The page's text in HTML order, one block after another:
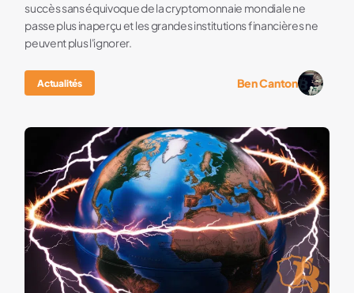
succès sans équivoque de la cryptomonnaie mondiale ne
passe plus inaperçu et les grandes institutions financières ne
peuvent plus l'ignorer.
Actualités Ben Canton